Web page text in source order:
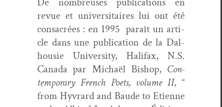
revue et uni­ver­si­taires lui ont été
con­sacrées : en 1995 paraît un arti­
cle dans une pub­li­ca­tion de la Dal­
housie Uni­ver­si­ty, Hal­i­fax, N.S.
Cana­da par Michaël Bish­op, Con­
tem­po­rary French Poets, vol­ume II, “
from Hyvrard and Baude to Eti­enne